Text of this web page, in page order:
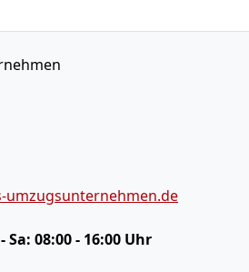
umzugsunternehmen.de
Sa: 08:00 - 16:00 Uhr